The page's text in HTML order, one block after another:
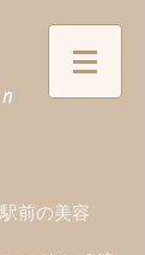
前の美容